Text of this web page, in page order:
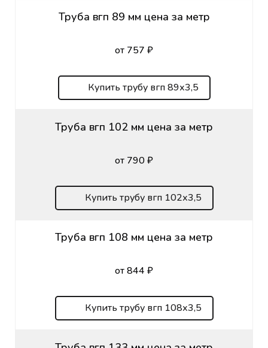
Труба вгп 89 мм цена за метр
от 757 ₽
Купить трубу вгп 89х3,5
Труба вгп 102 мм цена за метр
от 790 ₽
Купить трубу вгп 102х3,5
Труба вгп 108 мм цена за метр
от 844 ₽
Купить трубу вгп 108х3,5